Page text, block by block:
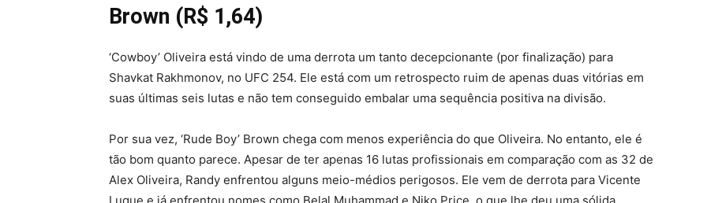
Brown (R$ 1,64)
‘Cowboy’ Oliveira está vindo de uma derrota um tanto decepcionante (por finalização) para
Shavkat Rakhmonov, no UFC 254. Ele está com um retrospecto ruim de apenas duas vitórias em
suas últimas seis lutas e não tem conseguido embalar uma sequência positiva na divisão.
Por sua vez, ‘Rude Boy’ Brown chega com menos experiência do que Oliveira. No entanto, ele é
tão bom quanto parece. Apesar de ter apenas 16 lutas profissionais em comparação com as 32 de
Alex Oliveira, Randy enfrentou alguns meio-médios perigosos. Ele vem de derrota para Vicente